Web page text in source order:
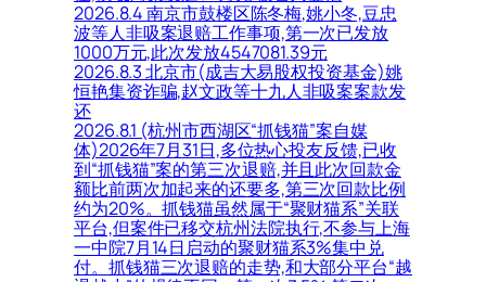
2026.8.4 南京市鼓楼区陈冬梅,姚小冬,豆忠
波等人非吸案退赔工作事项,第一次已发放
1000万元,此次发放4547081.39元
2026.8.3 北京市(成吉大易股权投资基金)姚
恒艳集资诈骗,赵文政等十九人非吸案案款发
还
2026.8.1 (杭州市西湖区“抓钱猫”案自媒
体)2026年7月31日,多位热心投友反馈,已收
到“抓钱猫”案的第三次退赔,并且此次回款金
额比前两次加起来的还要多,第三次回款比例
约为20%。抓钱猫虽然属于“聚财猫系”关联
平台,但案件已移交杭州法院执行,不参与上海
一中院7月14日启动的聚财猫系3%集中兑
付。抓钱猫三次退赔的走势,和大部分平台“越